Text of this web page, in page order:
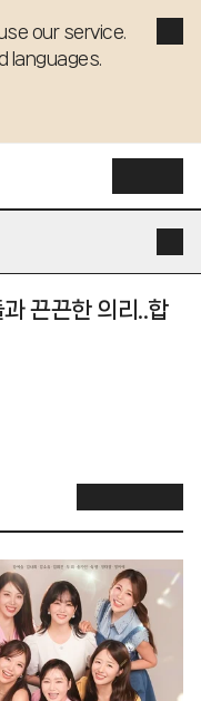
our service.
languages.
끈끈한 의리..합